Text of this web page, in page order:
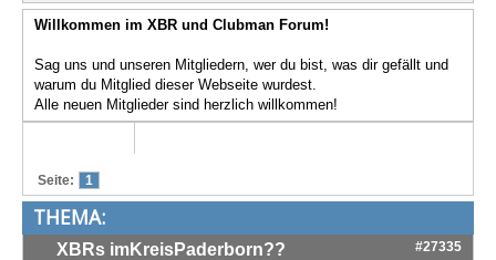
Forum
Treffen & Touren
Cafe-Ecke
Willkommen im XBR und Clubman Forum!
Sag uns und unseren Mitgliedern, wer du bist, was dir gefällt und
warum du Mitglied dieser Webseite wurdest.
Alle neuen Mitglieder sind herzlich willkommen!
Seite: 1
THEMA:
XBRs imKreisPaderborn?? #27335